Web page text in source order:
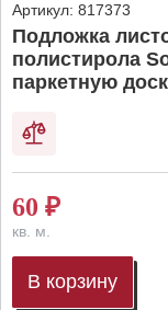
Артикул: 817373
Подложка
полистирола
паркетную
60 ₽
кв. м.
В корзину